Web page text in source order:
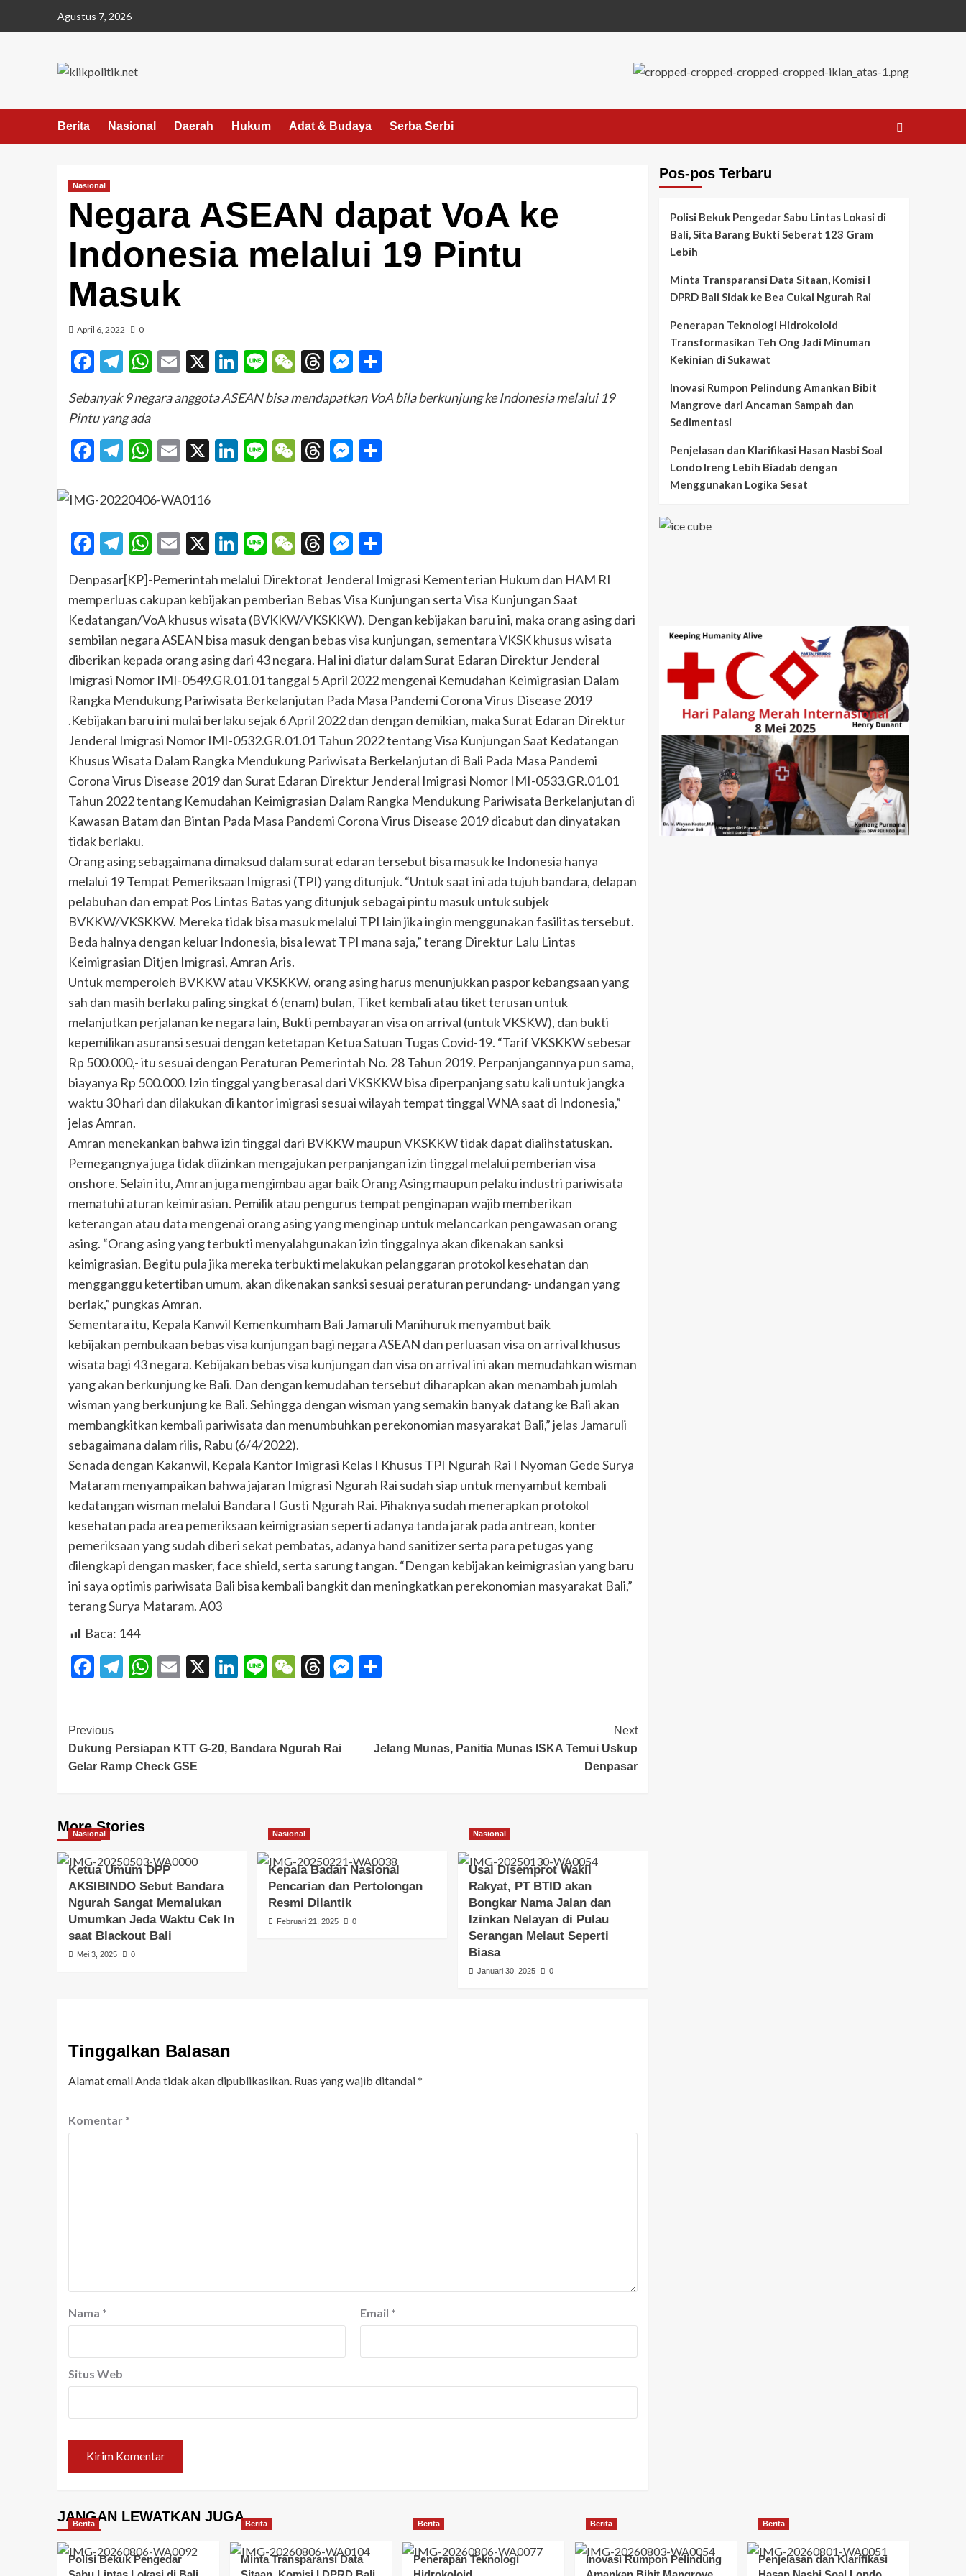
Agustus 7, 2026
Berita Nasional Daerah Hukum Adat & Budaya Serba Serbi
Nasional
Negara ASEAN dapat VoA ke
Indonesia melalui 19 Pintu
Masuk
April 6, 2022 0
Facebook
Telegram
WhatsApp
Email
X LinkedIn
LineWeChat
Threads
Messenger
Share
Sebanyak 9 negara anggota ASEAN bisa mendapatkan VoA bila berkunjung ke Indonesia melalui 19
Pintu yang ada
Facebook
Telegram
WhatsApp
Email
X LinkedIn
LineWeChat
Threads
Messenger
Share
Facebook
Telegram
WhatsApp
Email
X LinkedIn
LineWeChat
Threads
Messenger
Share
Denpasar[KP]-Pemerintah melalui Direktorat Jenderal Imigrasi Kementerian Hukum dan HAM RI
memperluas cakupan kebijakan pemberian Bebas Visa Kunjungan serta Visa Kunjungan Saat
Kedatangan/VoA khusus wisata (BVKKW/VKSKKW). Dengan kebijakan baru ini, maka orang asing dari
sembilan negara ASEAN bisa masuk dengan bebas visa kunjungan, sementara VKSK khusus wisata
diberikan kepada orang asing dari 43 negara. Hal ini diatur dalam Surat Edaran Direktur Jenderal
Imigrasi Nomor IMI-0549.GR.01.01 tanggal 5 April 2022 mengenai Kemudahan Keimigrasian Dalam
Rangka Mendukung Pariwisata Berkelanjutan Pada Masa Pandemi Corona Virus Disease 2019
.Kebijakan baru ini mulai berlaku sejak 6 April 2022 dan dengan demikian, maka Surat Edaran Direktur
Jenderal Imigrasi Nomor IMI-0532.GR.01.01 Tahun 2022 tentang Visa Kunjungan Saat Kedatangan
Khusus Wisata Dalam Rangka Mendukung Pariwisata Berkelanjutan di Bali Pada Masa Pandemi
Corona Virus Disease 2019 dan Surat Edaran Direktur Jenderal Imigrasi Nomor IMI-0533.GR.01.01
Tahun 2022 tentang Kemudahan Keimigrasian Dalam Rangka Mendukung Pariwisata Berkelanjutan di
Kawasan Batam dan Bintan Pada Masa Pandemi Corona Virus Disease 2019 dicabut dan dinyatakan
tidak berlaku.
Orang asing sebagaimana dimaksud dalam surat edaran tersebut bisa masuk ke Indonesia hanya
melalui 19 Tempat Pemeriksaan Imigrasi (TPI) yang ditunjuk. “Untuk saat ini ada tujuh bandara, delapan
pelabuhan dan empat Pos Lintas Batas yang ditunjuk sebagai pintu masuk untuk subjek
BVKKW/VKSKKW. Mereka tidak bisa masuk melalui TPI lain jika ingin menggunakan fasilitas tersebut.
Beda halnya dengan keluar Indonesia, bisa lewat TPI mana saja,” terang Direktur Lalu Lintas
Keimigrasian Ditjen Imigrasi, Amran Aris.
Untuk memperoleh BVKKW atau VKSKKW, orang asing harus menunjukkan paspor kebangsaan yang
sah dan masih berlaku paling singkat 6 (enam) bulan, Tiket kembali atau tiket terusan untuk
melanjutkan perjalanan ke negara lain, Bukti pembayaran visa on arrival (untuk VKSKW), dan bukti
kepemilikan asuransi sesuai dengan ketetapan Ketua Satuan Tugas Covid-19. “Tarif VKSKKW sebesar
Rp 500.000,- itu sesuai dengan Peraturan Pemerintah No. 28 Tahun 2019. Perpanjangannya pun sama,
biayanya Rp 500.000. Izin tinggal yang berasal dari VKSKKW bisa diperpanjang satu kali untuk jangka
waktu 30 hari dan dilakukan di kantor imigrasi sesuai wilayah tempat tinggal WNA saat di Indonesia,”
jelas Amran.
Amran menekankan bahwa izin tinggal dari BVKKW maupun VKSKKW tidak dapat dialihstatuskan.
Pemegangnya juga tidak diizinkan mengajukan perpanjangan izin tinggal melalui pemberian visa
onshore. Selain itu, Amran juga mengimbau agar baik Orang Asing maupun pelaku industri pariwisata
mematuhi aturan keimirasian. Pemilik atau pengurus tempat penginapan wajib memberikan
keterangan atau data mengenai orang asing yang menginap untuk melancarkan pengawasan orang
asing. “Orang asing yang terbukti menyalahgunakan izin tinggalnya akan dikenakan sanksi
keimigrasian. Begitu pula jika mereka terbukti melakukan pelanggaran protokol kesehatan dan
mengganggu ketertiban umum, akan dikenakan sanksi sesuai peraturan perundang- undangan yang
berlak,” pungkas Amran.
Sementara itu, Kepala Kanwil Kemenkumham Bali Jamaruli Manihuruk menyambut baik
kebijakan pembukaan bebas visa kunjungan bagi negara ASEAN dan perluasan visa on arrival khusus
wisata bagi 43 negara. Kebijakan bebas visa kunjungan dan visa on arrival ini akan memudahkan wisman
yang akan berkunjung ke Bali. Dan dengan kemudahan tersebut diharapkan akan menambah jumlah
wisman yang berkunjung ke Bali. Sehingga dengan wisman yang semakin banyak datang ke Bali akan
membangkitkan kembali pariwisata dan menumbuhkan perekonomian masyarakat Bali,” jelas Jamaruli
sebagaimana dalam rilis, Rabu (6/4/2022).
Senada dengan Kakanwil, Kepala Kantor Imigrasi Kelas I Khusus TPI Ngurah Rai I Nyoman Gede Surya
Mataram menyampaikan bahwa jajaran Imigrasi Ngurah Rai sudah siap untuk menyambut kembali
kedatangan wisman melalui Bandara I Gusti Ngurah Rai. Pihaknya sudah menerapkan protokol
kesehatan pada area pemeriksaan keimigrasian seperti adanya tanda jarak pada antrean, konter
pemeriksaan yang sudah diberi sekat pembatas, adanya hand sanitizer serta para petugas yang
dilengkapi dengan masker, face shield, serta sarung tangan. “Dengan kebijakan keimigrasian yang baru
ini saya optimis pariwisata Bali bisa kembali bangkit dan meningkatkan perekonomian masyarakat Bali,”
terang Surya Mataram. A03
Baca: 144
Facebook
Telegram
WhatsApp
Email
X LinkedIn
LineWeChat
Threads
Messenger
Share
Previous
Dukung Persiapan KTT G-20, Bandara Ngurah Rai
Gelar Ramp Check GSE
Next
Jelang Munas, Panitia Munas ISKA Temui Uskup
Denpasar
More Stories
Nasional
Ketua Umum DPP
AKSIBINDO Sebut Bandara
Ngurah Sangat Memalukan
Umumkan Jeda Waktu Cek In
saat Blackout Bali
Mei 3, 2025 0
Nasional
Kepala Badan Nasional
Pencarian dan Pertolongan
Resmi Dilantik
Februari 21, 2025 0
Nasional
Usai Disemprot Wakil
Rakyat, PT BTID akan
Bongkar Nama Jalan dan
Izinkan Nelayan di Pulau
Serangan Melaut Seperti
Biasa
Januari 30, 2025 0
Tinggalkan Balasan
Alamat email Anda tidak akan dipublikasikan. Ruas yang wajib ditandai*
Komentar *
Nama * Email *
Situs Web
Pos-pos Terbaru
Polisi Bekuk Pengedar Sabu Lintas Lokasi di
Bali, Sita Barang Bukti Seberat 123 Gram
Lebih
Minta Transparansi Data Sitaan, Komisi I
DPRD Bali Sidak ke Bea Cukai Ngurah Rai
Penerapan Teknologi Hidrokoloid
Transformasikan Teh Ong Jadi Minuman
Kekinian di Sukawat
Inovasi Rumpon Pelindung Amankan Bibit
Mangrove dari Ancaman Sampah dan
Sedimentasi
Penjelasan dan Klarifikasi Hasan Nasbi Soal
Londo Ireng Lebih Biadab dengan
Menggunakan Logika Sesat
JANGAN LEWATKAN JUGA
Berita
Polisi Bekuk Pengedar
Berita
Minta Transparansi Data
Berita
Penerapan Teknologi
Berita
Inovasi Rumpon Pelindung
Berita
Penjelasan dan Klarifikasi